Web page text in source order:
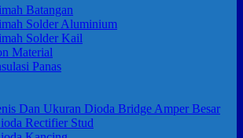
Batangan
Solder Aluminium
Solder Kail
Material
Panas
Dan Ukuran Dioda Bridge Amper Besar
Rectifier Stud